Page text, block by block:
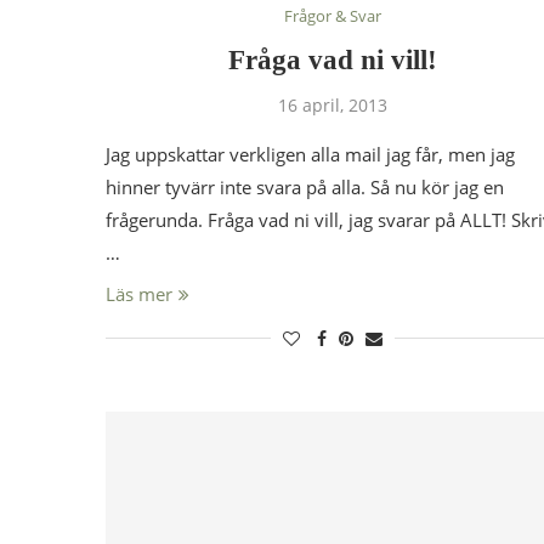
Frågor & Svar
Fråga vad ni vill!
16 april, 2013
Jag uppskattar verkligen alla mail jag får, men jag
hinner tyvärr inte svara på alla. Så nu kör jag en
frågerunda. Fråga vad ni vill, jag svarar på ALLT!
…
Läs mer